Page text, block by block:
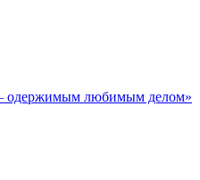
— одержимым любимым делом»